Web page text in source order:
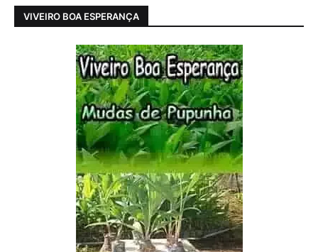
VIVEIRO BOA ESPERANÇA